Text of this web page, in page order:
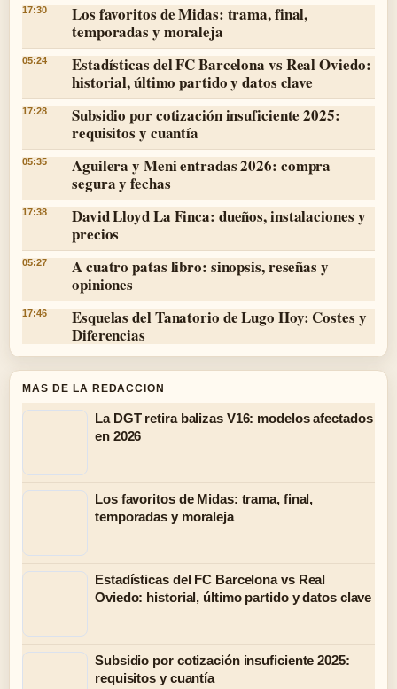
17:30
Los favoritos de Midas: trama, final,
temporadas y moraleja
05:24
Estadísticas del FC Barcelona vs Real Oviedo:
historial, último partido y datos clave
17:28
Subsidio por cotización insuficiente 2025:
requisitos y cuantía
05:35
Aguilera y Meni entradas 2026: compra
segura y fechas
17:38
David Lloyd La Finca: dueños, instalaciones y
precios
05:27
A cuatro patas libro: sinopsis, reseñas y
opiniones
17:46
Esquelas del Tanatorio de Lugo Hoy: Costes y
Diferencias
MAS DE LA REDACCION
La DGT retira balizas V16: modelos afectados
en 2026
Los favoritos de Midas: trama, final,
temporadas y moraleja
Estadísticas del FC Barcelona vs Real
Oviedo: historial, último partido y datos clave
Subsidio por cotización insuficiente 2025:
requisitos y cuantía